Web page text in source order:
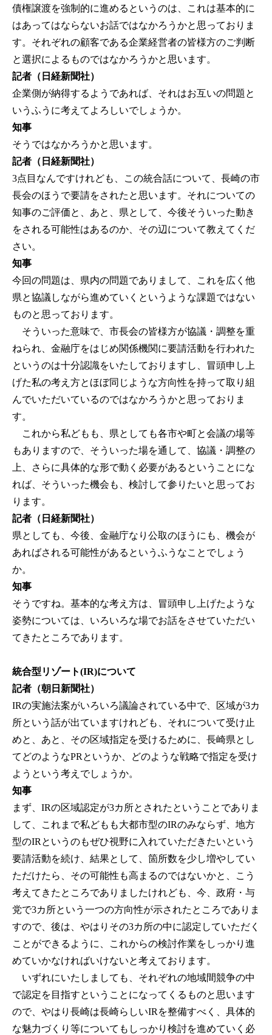
債権譲渡を強制的に進めるというのは、これは基本的に
はあってはならないお話ではなかろうかと思っておりま
す。それぞれの顧客である企業経営者の皆様方のご判断
と選択によるものではなかろうかと思います。
記者（日経新聞社）
企業側が納得するようであれば、それはお互いの問題と
いうふうに考えてよろしいでしょうか。
知事
そうではなかろうかと思います。
記者（日経新聞社）
3点目なんですけれども、この統合話について、長崎の市
長会のほうで要請をされたと思います。それについての
知事のご評価と、あと、県として、今後そういった動き
をされる可能性はあるのか、その辺について教えてくだ
さい。
知事
今回の問題は、県内の問題でありまして、これを広く他
県と協議しながら進めていくというような課題ではない
ものと思っております。
そういった意味で、市長会の皆様方が協議・調整を重
ねられ、金融庁をはじめ関係機関に要請活動を行われた
というのは十分認識をいたしておりますし、冒頭申し上
げた私の考え方とほぼ同じような方向性を持って取り組
んでいただいているのではなかろうかと思っておりま
す。
これから私どもも、県としても各市や町と会議の場等
もありますので、そういった場を通して、協議・調整の
上、さらに具体的な形で動く必要があるということにな
れば、そういった機会も、検討して参りたいと思ってお
ります。
記者（日経新聞社）
県としても、今後、金融庁なり公取のほうにも、機会が
あればされる可能性があるというふうなことでしょう
か。
知事
そうですね。基本的な考え方は、冒頭申し上げたような
姿勢については、いろいろな場でお話をさせていただい
てきたところであります。
統合型リゾート(IR)について
記者（朝日新聞社）
IRの実施法案がいろいろ議論されている中で、区域が3カ
所という話が出ていますけれども、それについて受け止
めと、あと、その区域指定を受けるために、長崎県とし
てどのようなPRというか、どのような戦略で指定を受け
ようという考えでしょうか。
知事
まず、IRの区域認定が3カ所とされたということでありま
して、これまで私どもも大都市型のIRのみならず、地方
型のIRというのもぜひ視野に入れていただきたいという
要請活動を続け、結果として、箇所数を少し増やしてい
ただけたら、その可能性も高まるのではないかと、こう
考えてきたところでありましたけれども、今、政府・与
党で3カ所という一つの方向性が示されたところでありま
すので、後は、やはりその3カ所の中に認定していただく
ことができるように、これからの検討作業をしっかり進
めていかなければいけないと考えております。
いずれにいたしましても、それぞれの地域間競争の中
で認定を目指すということになってくるものと思います
ので、やはり長崎は長崎らしいIRを整備すべく、具体的
な魅力づくり等についてもしっかり検討を進めていく必